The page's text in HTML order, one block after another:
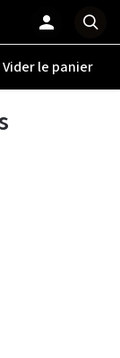
Vider le panier